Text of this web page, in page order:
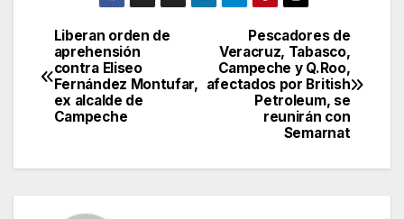
Post
navigation
Pescadores de
Veracruz, Tabasco,
Campeche y Q.Roo,
afectados por British
Petroleum, se
reunirán con
Semarnat
Liberan orden de
aprehensión
contra Eliseo
Fernández Montufar,
ex alcalde de
Campeche